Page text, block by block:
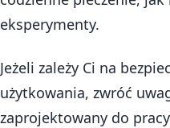
eksperymenty.
Jeżeli zależy Ci na
użytkowania, zwróć
zaprojektowany do